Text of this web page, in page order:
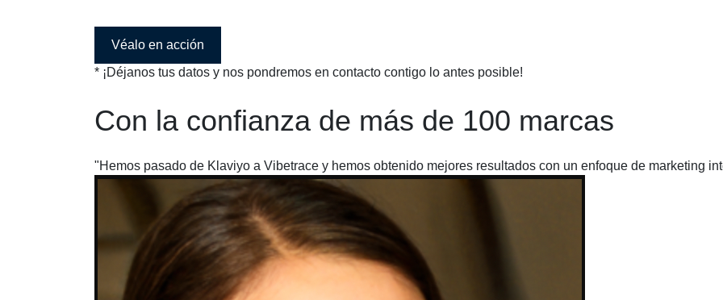
Véalo en acción
* ¡Déjanos tus datos y nos pondremos en contacto contigo lo antes posible!
Con la confianza de más de 100 marcas
"Hemos pasado de Klaviyo a Vibetrace y hemos obtenido mejores resultados con un enfoque de marketing